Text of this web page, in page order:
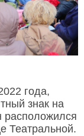
года,
знак на
Театральной.